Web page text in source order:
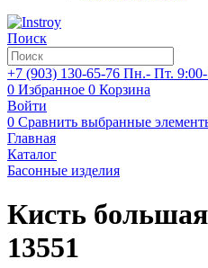
Поиск
+7 (903) 130-65-76 Пн.- Пт.
0 Избранное 0 Корзина
Войти
0 Сравнить выбранные
Главная
Каталог
Басонные изделия
Кисть
13551